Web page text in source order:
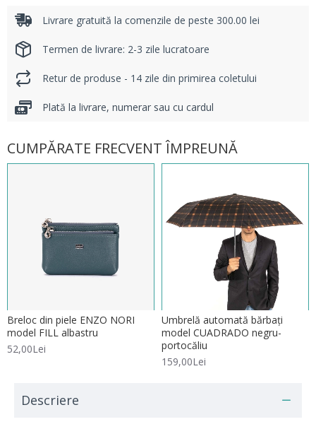
Livrare gratuită la comenzile de peste 300.00 lei
Termen de livrare: 2-3 zile lucratoare
Retur de produse - 14 zile din primirea coletului
Plată la livrare, numerar sau cu cardul
CUMPĂRATE FRECVENT ÎMPREUNĂ
Breloc din piele ENZO NORI
model FILL albastru
52,00Lei
Umbrelă automată bărbați
model CUADRADO negru-
portocăliu
159,00Lei
Descriere